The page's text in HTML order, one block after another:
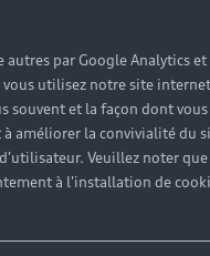
Politique
procédure d'essai
autres par Google Analytics
utilisez notre site
souvent et la façon dont
à améliorer la convivialité du
Veuillez noter que
à l'installation de